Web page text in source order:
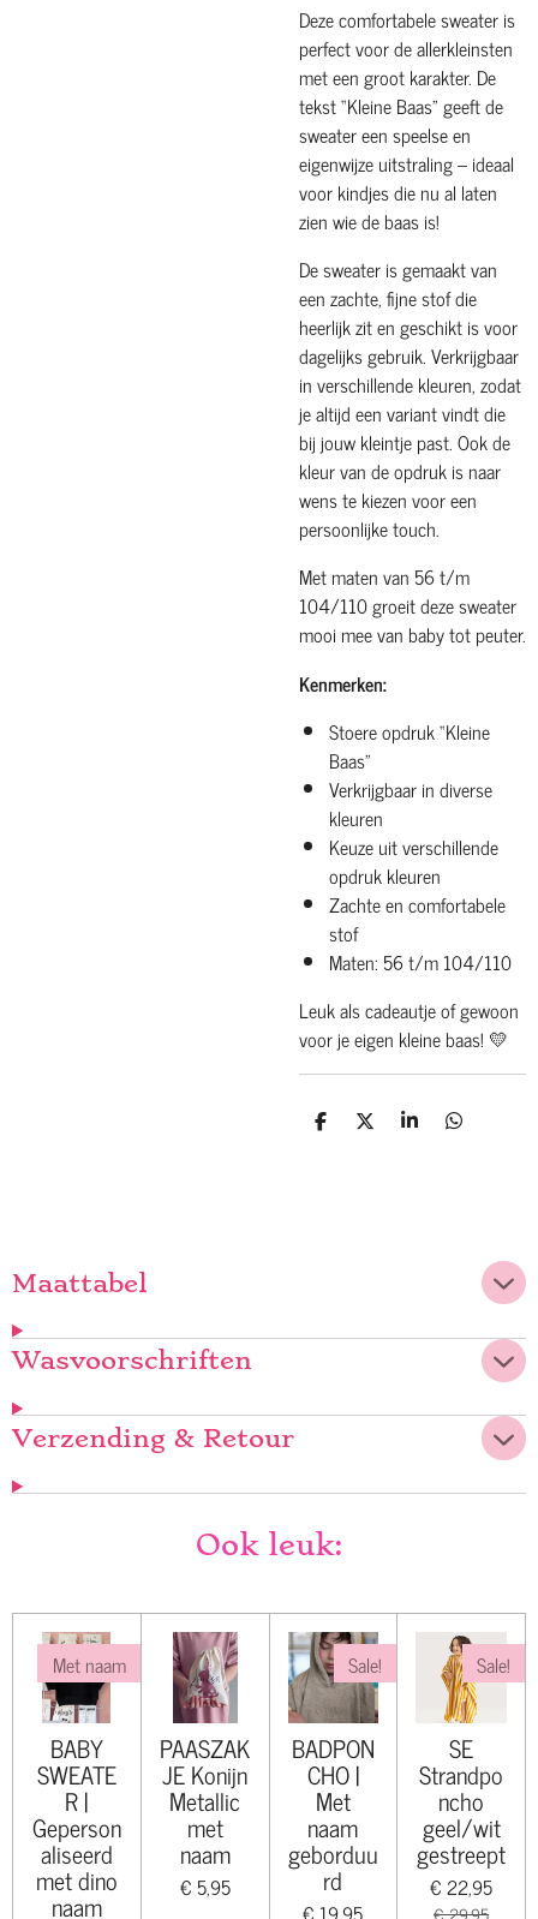
Deze comfortabele sweater is
perfect voor de allerkleinsten
met een groot karakter. De
tekst “Kleine Baas” geeft de
sweater een speelse en
eigenwijze uitstraling – ideaal
voor kindjes die nu al laten
zien wie de baas is!
De sweater is gemaakt van
een zachte, fijne stof die
heerlijk zit en geschikt is voor
dagelijks gebruik. Verkrijgbaar
in verschillende kleuren, zodat
je altijd een variant vindt die
bij jouw kleintje past. Ook de
kleur van de opdruk is naar
wens te kiezen voor een
persoonlijke touch.
Met maten van 56 t/m
104/110 groeit deze sweater
mooi mee van baby tot peuter.
Kenmerken:
Stoere opdruk “Kleine
Baas”
Verkrijgbaar in diverse
kleuren
Keuze uit verschillende
opdruk kleuren
Zachte en comfortabele
stof
Maten: 56 t/m 104/110
Leuk als cadeautje of gewoon
voor je eigen kleine baas! 💛
D D S D
Maattabel
Wasvoorschriften
Verzending & Retour
Ook leuk:
Met naam
BABY
SWEATE
R |
Geperson
aliseerd
met dino
naam
PAASZAK
JE Konijn
Metallic
met
naam
€ 5,95
Sale!
BADPON
CHO |
Met
naam
geborduu
rd
Sale!
SE
Strandpo
ncho
geel/wit
gestreept
€ 22,95